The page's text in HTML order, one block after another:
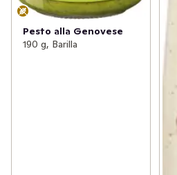
Pesto alla Genovese
190 g, Barilla